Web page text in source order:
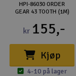
HPI-86030 ORDER
GEAR 43 TOOTH (1M)
kr 155,-
Kjøp
4-10 på lager